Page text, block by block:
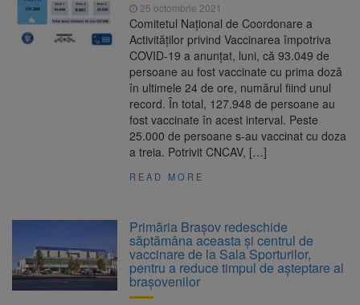
25 octombrie 2021
Comitetul Naţional de Coordonare a
Activităţilor privind Vaccinarea împotriva
COVID-19 a anunţat, luni, că 93.049 de
persoane au fost vaccinate cu prima doză
în ultimele 24 de ore, numărul fiind unul
record. În total, 127.948 de persoane au
fost vaccinate în acest interval. Peste
25.000 de persoane s-au vaccinat cu doza
a treia. Potrivit CNCAV, […]
READ MORE
Primăria Brașov redeschide
săptămâna aceasta și centrul de
vaccinare de la Sala Sporturilor,
pentru a reduce timpul de așteptare al
brașovenilor